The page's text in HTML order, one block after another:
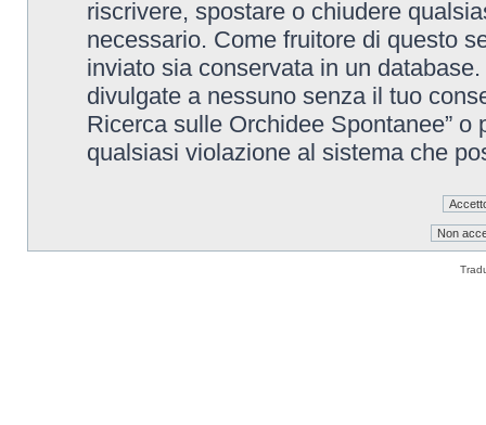
riscrivere, spostare o chiudere
necessario. Come fruitore di questo
inviato sia conservata in un
divulgate a nessuno senza il tuo
Ricerca sulle Orchidee Spontanee”
qualsiasi violazione al sistema che